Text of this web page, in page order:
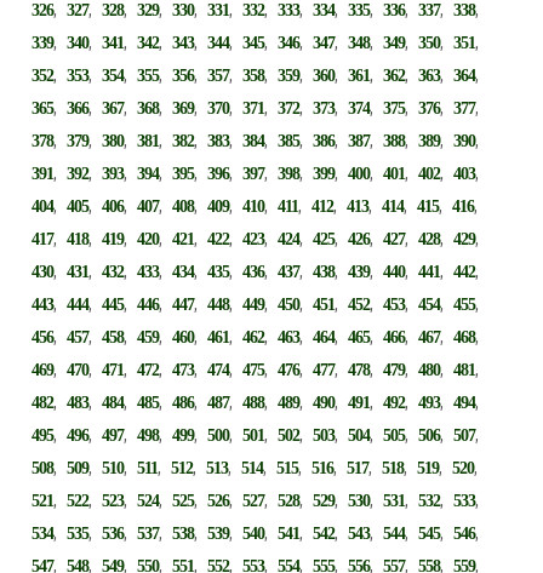
326,327,328,329,330,331,332,333,334,335,336,337,338,
339,340,341,342,343,344,345,346,347,348,349,350,351,
352,353,354,355,356,357,358,359,360,361,362,363,364,
365,366,367,368,369,370,371,372,373,374,375,376,377,
378,379,380,381,382,383,384,385,386,387,388,389,390,
391,392,393,394,395,396,397,398,399,400,401,402,403,
404,405,406,407,408,409,410,411,412,413,414,415,416,
417,418,419,420,421,422,423,424,425,426,427,428,429,
430,431,432,433,434,435,436,437,438,439,440,441,442,
443,444,445,446,447,448,449,450,451,452,453,454,455,
456,457,458,459,460,461,462,463,464,465,466,467,468,
469,470,471,472,473,474,475,476,477,478,479,480,481,
482,483,484,485,486,487,488,489,490,491,492,493,494,
495,496,497,498,499,500,501,502,503,504,505,506,507,
508,509,510,511,512,513,514,515,516,517,518,519,520,
521,522,523,524,525,526,527,528,529,530,531,532,533,
534,535,536,537,538,539,540,541,542,543,544,545,546,
547,548,549,550,551,552,553,554,555,556,557,558,559,